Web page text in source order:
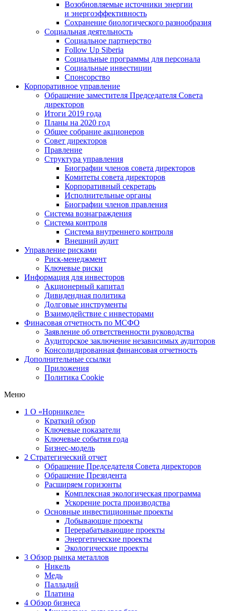
Возобновляемые источники энергии
и энергоэффективность
Сохранение биологического разнообразия
Социальная деятельность
Социальное партнерство
Follow Up Siberia
Социальные программы для персонала
Социальные инвестиции
Спонсорство
Корпоративное управление
Обращение заместителя Председателя Совета
директоров
Итоги 2019 года
Планы на 2020 год
Общее собрание акционеров
Совет директоров
Правление
Структура управления
Биографии членов совета директоров
Комитеты совета директоров
Корпоративный секретарь
Исполнительные органы
Биографии членов правления
Система вознаграждения
Система контроля
Система внутреннего контроля
Внешний аудит
Управление рисками
Риск-менеджмент
Ключевые риски
Информация для инвесторов
Акционерный капитал
Дивидендная политика
Долговые инструменты
Взаимодействие с инвеcторами
Финасовая отчетность по МСФО
Заявление об ответственности руководства
Аудиторское заключение независимых аудиторов
Консолидированная финансовая отчетность
Дополнительные ссылки
Приложения
Политика Cookie
Меню
1 О «Норникеле»
Краткий обзор
Ключевые показатели
Ключевые события года
Бизнес-модель
2 Стратегический отчет
Обращение Председателя Совета директоров
Обращение Президента
Расширяем горизонты
Комплексная экологическая программа
Ускорение роста производства
Основные инвестиционные проекты
Добывающие проекты
Перерабатывающие проекты
Энергетические проекты
Экологические проекты
3 Обзор рынка металлов
Никель
Медь
Палладий
Платина
4 Обзор бизнеса